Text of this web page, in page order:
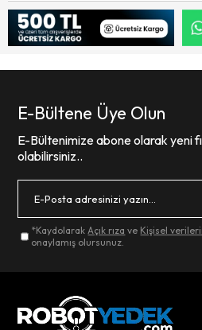
E-Bültene Üye Olun
E-Bültenimize abone olarak yeni
olabilirsiniz..
*KaydolarakAçık rıza ve Kişisel
onaylamış olursunuz.